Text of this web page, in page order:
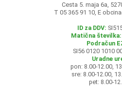
Cesta 5. maja 6a,
T 05 365 91 10, E
ID za DDV:
Matična številka:
Podračun
SI56 0120 1010
Uradne
pon: 8.00-12.00,
sre: 8.00-12.00,
pet: 8.00-